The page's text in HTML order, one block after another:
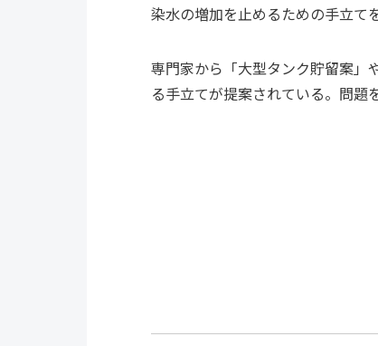
染水の増加を止めるための手立て
専門家から「大型タンク貯留案」
る手立てが提案されている。問題